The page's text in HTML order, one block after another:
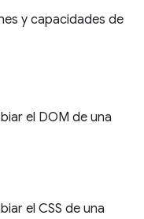
y capacidades de
el DOM de una
el CSS de una